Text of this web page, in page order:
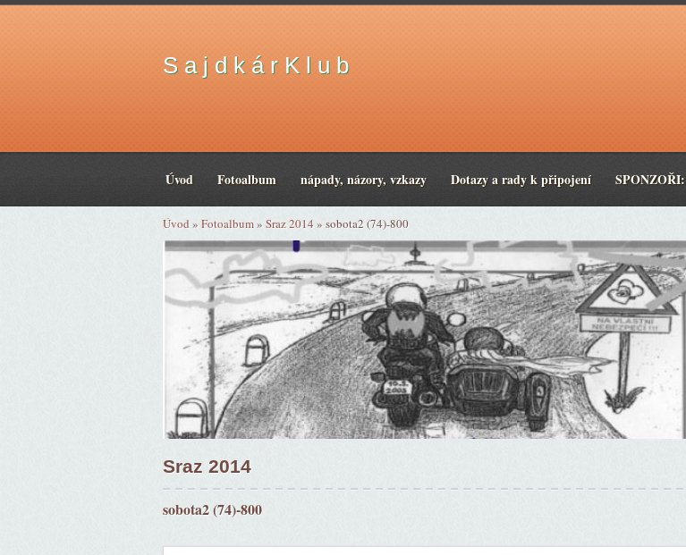
S a j d k á r K l u b
Úvod Fotoalbum nápady, názory, vzkazy Dotazy a rady k připojení SPONZOŘI:
Úvod » Fotoalbum» Sraz 2014» sobota2 (74)-800
Sraz 2014
sobota2 (74)-800